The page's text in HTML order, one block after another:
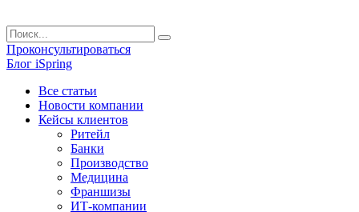
Проконсультироваться
Блог iSpring
Все статьи
Новости компании
Кейсы клиентов
Ритейл
Банки
Производство
Медицина
Франшизы
ИТ-компании